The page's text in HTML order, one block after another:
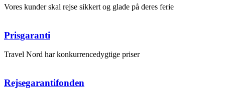
Vores kunder skal rejse sikkert og glade på deres ferie
Prisgaranti
Travel Nord har konkurrencedygtige priser
Rejsegarantifonden